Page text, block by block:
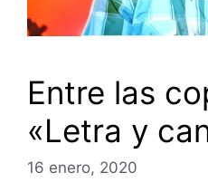
Entre las
«Letra y
16 enero, 2020